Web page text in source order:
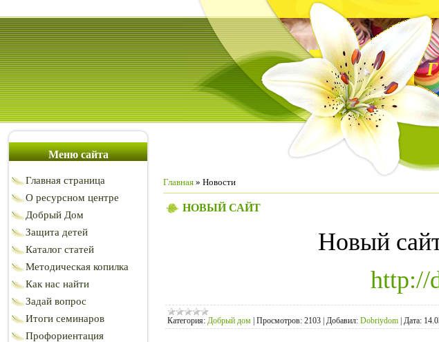
Меню сайта
Главная страница
О ресурсном центре
Добрый Дом
Защита детей
Каталог статей
Методическая копилка
Как нас найти
Задай вопрос
Итоги семинаров
Профориентация
Главная » Новости
НОВЫЙ САЙТ
Новый
http://
Категория: Добрый дом Просмотров: 2103 Добавил: Dobriydom Дата: